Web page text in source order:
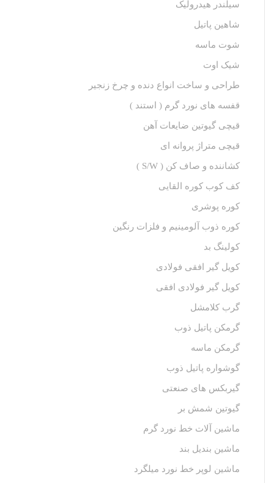
سیلندر هیدرولیک
شاهین پاتیل
شوت ماسه
شیک اوت
طراحی و ساخت انواع دنده و چرخ زنجیر
قفسه های نورد گرم ( استند )
قیچی گیوتین ضایعات آهن
قیچی متراژ پروانه ای
کشاننده و صاف کن ( S/W )
کف کوب کوره القا‌یی
کوره پوشری
کوره ذوب آلومینیم و فلزات رنگین
کولینگ بد
کویل گیر افقی فولادی
کویل گیر فولادی افقی
گرب کلامشل
گرمکن پاتیل ذوب
گرمکن ماسه
گوشواره پاتیل ذوب
گیربکس های صنعتی
گیوتین شمش بر
ماشین آلات خط نورد گرم
ماشین بندیل بند
ماشین لوپر خط نورد میلگرد